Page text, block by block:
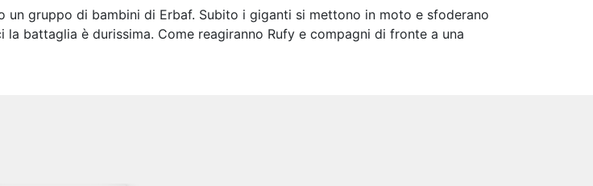
gruppo di bambini di Erbaf. Subito i giganti si mettono in moto e sfoderano
battaglia è durissima. Come reagiranno Rufy e compagni di fronte a una